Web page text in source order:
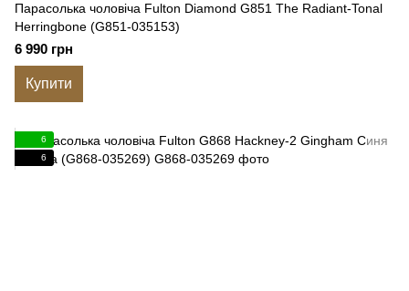
Парасолька чоловіча Fulton Diamond G851 The Radiant-Tonal
Herringbone (G851-035153)
6 990 грн
Купити
6
6